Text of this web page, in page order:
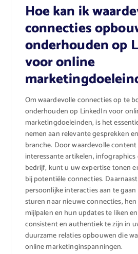
Hoe kan ik
connecties
onderhouden op
voor online
Om waardevolle connecties op te
onderhouden op LinkedIn voor
marketingdoeleinden, is het
nemen aan relevante gesprekken
branche. Door waardevolle content
interessante artikelen,
bedrijf, kunt u uw expertise tonen
bij potentiële connecties.
persoonlijke interacties aan te
sturen naar nieuwe connecties,
mijlpalen en hun updates te liken
consistent en authentiek te zijn in
duurzame relaties opbouwen die
online marketinginspanningen.